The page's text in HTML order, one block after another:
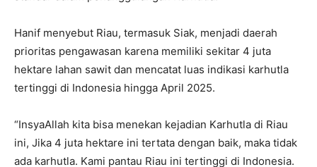
Hanif menyebut Riau, termasuk Siak, menjadi daerah
prioritas pengawasan karena memiliki sekitar 4 juta
hektare lahan sawit dan mencatat luas indikasi karhutla
tertinggi di Indonesia hingga April 2025.
“InsyaAllah kita bisa menekan kejadian Karhutla di Riau
ini, Jika 4 juta hektare ini tertata dengan baik, maka tidak
ada karhutla. Kami pantau Riau ini tertinggi di Indonesia.